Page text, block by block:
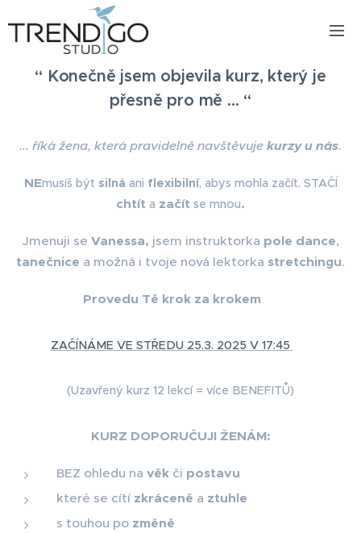
“ Konečně jsem objevila kurz, který je
přesně pro mě ... “
... říká žena, která pravidelně navštěvuje kurzy u nás.
NEmusíš být silná ani flexibilní, abys mohla začít. STAČÍ
chtít a začít se mnou.
Jmenuji se Vanessa, jsem instruktorka pole dance,
tanečnice a možná i tvoje nová lektorka stretchingu.
Provedu Tě krok za krokem
ZAČÍNÁME VE STŘEDU 25.3. 2025 V 17:45
(Uzavřený kurz 12 lekcí = více BENEFITŮ)
KURZ DOPORUČUJI ŽENÁM:
BEZ ohledu na věk či postavu
které se cítí zkráceně a ztuhle
s touhou po změně